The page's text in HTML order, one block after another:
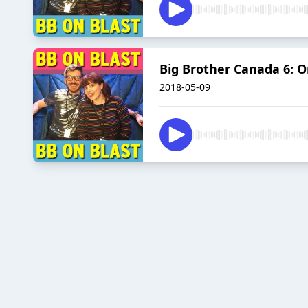
Big Brother Canada 6:
2018-05-09